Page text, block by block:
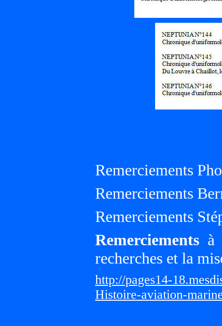
Remerciements
Remerciements
Remerciements
Remerciements à
recherches et la
http://pages14-
Histoire-aviation-